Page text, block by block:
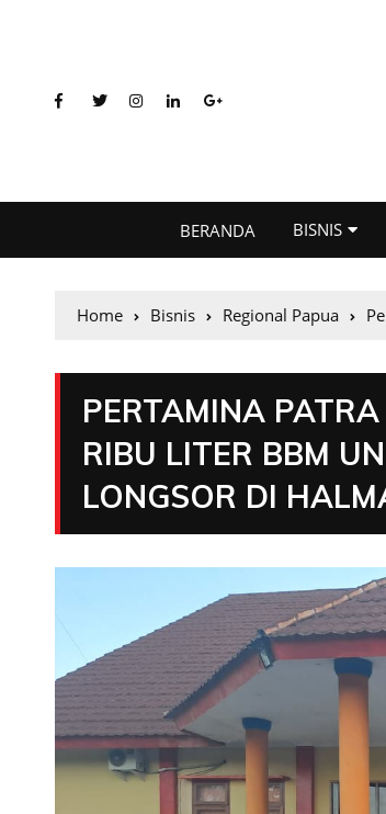
BERANDA BISNIS
Home Bisnis Regional Papua
PERTAMINA
RIBU LITER BBM
LONGSOR DI